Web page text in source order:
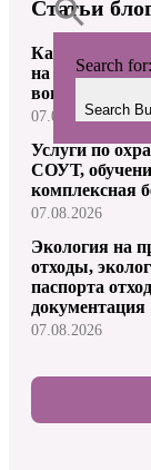
Search for:
Search
Статьи
Как правильно
на
вопросы
07.08.2026
Услуги по
СОУТ,
комплексная
07.08.2026
Экология на
отходы,
паспорта
документация
07.08.2026